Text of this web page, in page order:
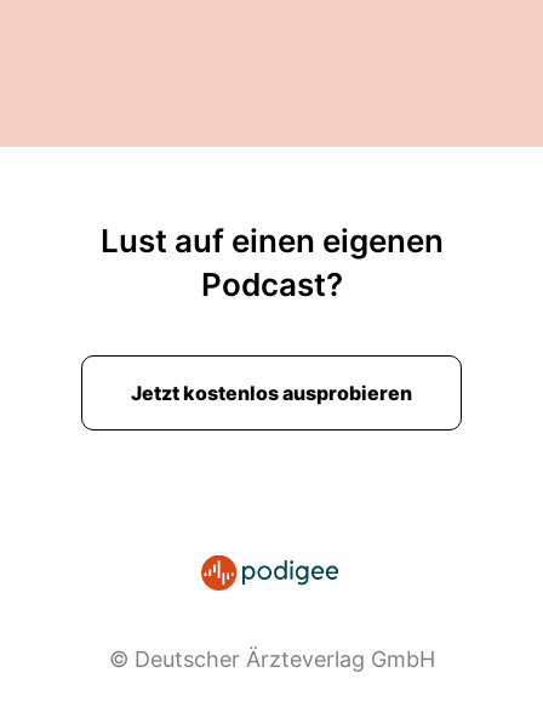
Lust auf einen eigenen
Podcast?
Jetzt kostenlos ausprobieren
© Deutscher Ärzteverlag GmbH